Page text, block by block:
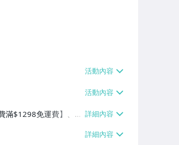
滿$1298免運費】、7-
單件運費$60、滿5件
、滿5件或消費滿